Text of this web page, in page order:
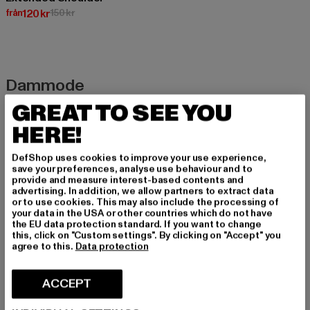
från120 kr
Nuvarande pris: Från 120 kr
150 krKampanjpris: 150 kr
Dammode
”Mode är också ett statement” – Patricia Riekel. Med rätt plagg
kan du uttrycka dig själv på nya sätt varje dag. Du kan vara
avslappnad, sportig eller varför inte klassisk och elegant –
förändringar är bra och gör en stor skillnad. Var kreativ, var unik,
men framförallt var dig själv!
Streetstyles – streetwear och vardagligt mode
Streetwear är perfekt för den som vill kombinera de senaste
perfekta streetstylen är att det finns några regler! Be your own
queen boss som sätter din personliga prägel. Ju mer individuell
din outfit är, desto bättre. Varför inte matcha dina
GREAT TO SEE YOU
HERE!
DefShop uses cookies to improve your use experience,
save your preferences, analyse use behaviour and to
provide and measure interest-based contents and
advertising. In addition, we allow partners to extract data
or to use cookies. This may also include the processing of
your data in the USA or other countries which do not have
the EU data protection standard. If you want to change
this, click on "Custom settings". By clicking on "Accept" you
agree to this. Data protection
ACCEPT